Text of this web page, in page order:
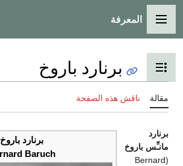
القائمة الرئيسية
المعرفة
تبديل عرض جدول المحتويات
برنارد باروخ
مقالة ناقش هذه الصفحة
برنارد باروخ
Bernard Baruch
برنارد
مانـِّس باروخ
(Bernard